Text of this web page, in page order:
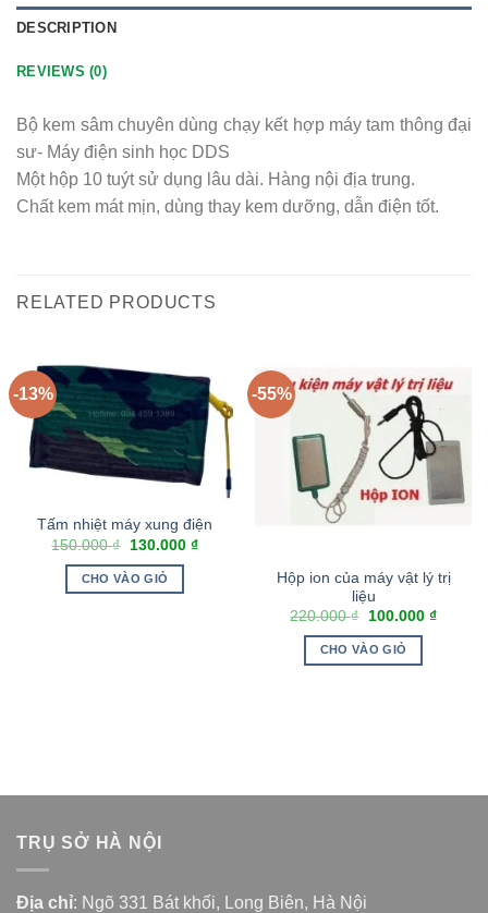
DESCRIPTION
REVIEWS (0)
Bộ kem sâm chuyên dùng chạy kết hợp máy tam thông đại
sư- Máy điện sinh học DDS
Một hộp 10 tuýt sử dụng lâu dài. Hàng nội địa trung.
Chất kem mát mịn, dùng thay kem dưỡng, dẫn điện tốt.
RELATED PRODUCTS
-13%
Tấm nhiệt máy xung điện
150.000₫ 130.000 ₫
CHO VÀO GIỎ
-55%
Hộp ion của máy vật lý trị
liệu
220.000₫ 100.000 ₫
CHO VÀO GIỎ
TRỤ SỞ HÀ NỘI
Địa chỉ: Ngõ 331 Bát khối, Long Biên, Hà Nội